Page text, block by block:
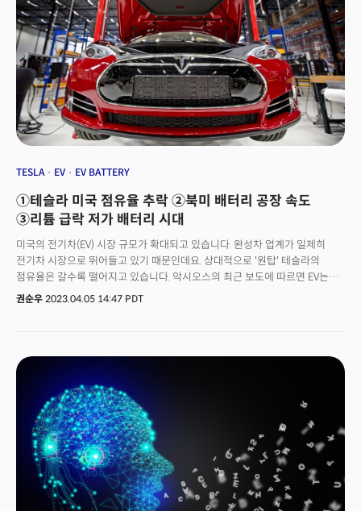
TESLA EV EV BATTERY
①테슬라 미국 점유율 추락 ②북미 배터리 공장 속도
③리튬 급락 저가 배터리 시대
미국의 전기차(EV) 시장 규모가 확대되고 있습니다. 완성차 업계가 일제히
전기차 시장으로 뛰어들고 있기 때문인데요. 상대적으로 '원탑' 테슬라의
점유율은 갈수록 떨어지고 있습니다. 악시오스의 최근 보도에 따르면 EV는
지난 1월 미국 내 신차 등록의 7%를 차지했습니다. 2022년 1월 4.1%에서
미국에서 판매되는 전기차 모델은 2021년 33종에서 2022년 말 47개로
늘어났습니다. 2022년 1월 테슬라의 전기차 시장 점유율은 72%였는데요.
올해 54%로 떨어졌습니다. S&P글로벌 모빌리티의 톰 리비 산업 담당
부책임자는 "향후 한두 달 안에 50% 아래로 떨어질 가능성이 높다"라고
전망했습니다.👉 모델 S 1월 등록, 전년비 75% 급감차종별로 테슬라의
럭셔리 세단 '모델S'는 고전을 면치 못하고 있는데요. 2023년 1월 모델S
등록은 75% 급감했습니다. 반면 동급인 메르세데스-벤츠의 신형 EQS 세단
등록은 4배로 급증했습니다. 모델 Y와 모델 3는 여전히 가장 큰 시장규모를
차지하고 있지만, 경쟁 차량들도 빠르게 자리를 잡아가고 있습니다. 모델 Y의
미국시장 점유율은 작년 33.2%에서 올해 30.2%로 감소했습니다. 또 모델 3
권순우 2023.04.05 14:47 PDT